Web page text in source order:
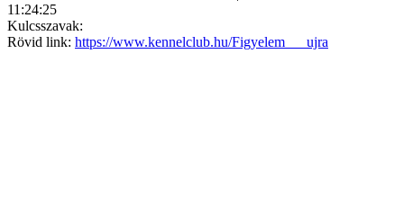
11:24:25
Kulcsszavak:
Rövid link: https://www.kennelclub.hu/Figyelem___ujra